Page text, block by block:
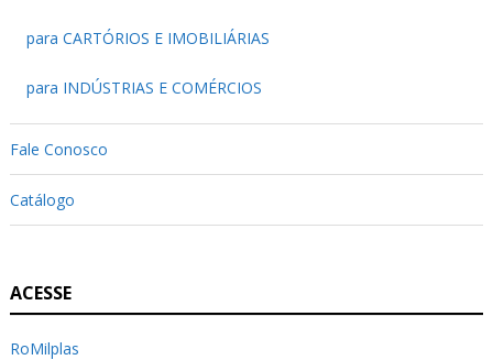
para CARTÓRIOS E IMOBILIÁRIAS
para INDÚSTRIAS E COMÉRCIOS
Fale Conosco
Catálogo
ACESSE
RoMilplas